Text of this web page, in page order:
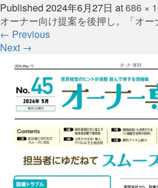
Published 2024年6月27日 at686 ×
オーナー向け提案を後押し。「オー
← Previous
Next →